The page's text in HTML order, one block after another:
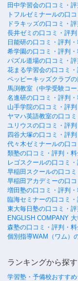
田中学習会の口コミ・
トフルゼミナールの口
ドラキッズの口コミ・
長井ゼミの口コミ・評
日能研の口コミ・評判
希学園の口コミ・評判
パズル道場の口コミ・
花まる学習会の口コミ
ペッピーキッズクラブ
馬渕教室（中学受験コ
名進研の口コミ・評判
山手学院の口コミ・評
ヤマハ英語教室の口コ
ユリウスの口コミ・評
四谷大塚の口コミ・評
代々木ゼミナールの口
類塾の口コミ・評判・
レゴスクールの口コミ
早稲田スクールの口コ
早稲田アカデミーの口
増田塾の口コミ・評判
臨海セミナーの口コミ
東大毎日塾の口コミ・
ENGLISH COMPANY
森塾の口コミ・評判・
個別指導WAM（ワム）
ランキングから探す
学習塾・予備校おすす